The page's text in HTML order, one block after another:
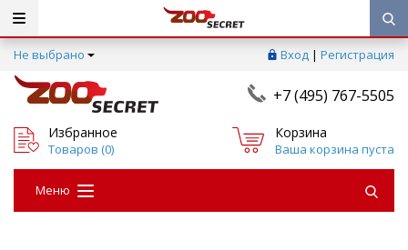
Не выбрано Вход | Регистрация
+7 (495) 767-5505
Избранное
Товаров (0)
Корзина
Ваша корзина пуста
Меню